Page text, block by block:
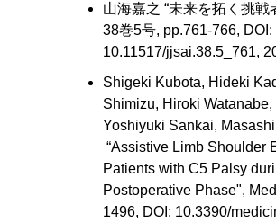
山海嘉之 “未来を拓く挑戦
38巻5号, pp.761-766, DOI:
10.11517/jjsai.38.5_761,
Shigeki Kubota, Hideki
Shimizu, Hiroki Watanabe,
Yoshiyuki Sankai, Masashi
“Assistive Limb Shoulder
Patients with C5 Palsy
Postoperative Phase",
1496, DOI: 10.3390/